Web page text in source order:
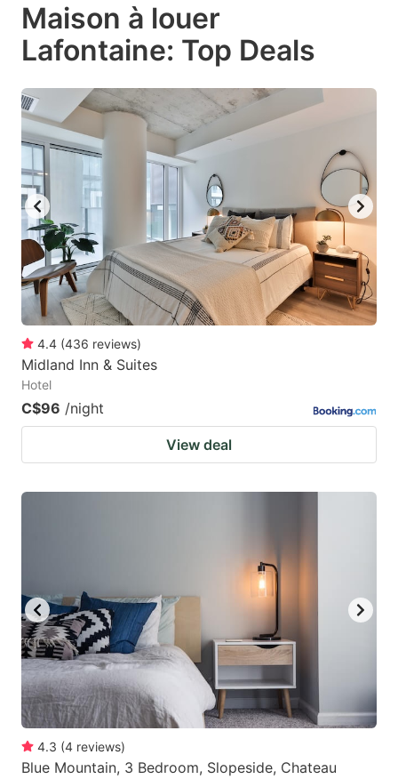
key
to
the
keyboard
shortcuts
for
changing
dates.
to
the
keyboard
changing
dates.
Maison à louer
Lafontaine: Top Deals
4.4 (436 reviews)
Midland Inn & Suites
Hotel
C$96 /night
View deal
4.3 (4 reviews)
Blue Mountain, 3 Bedroom, Slopeside, Chateau